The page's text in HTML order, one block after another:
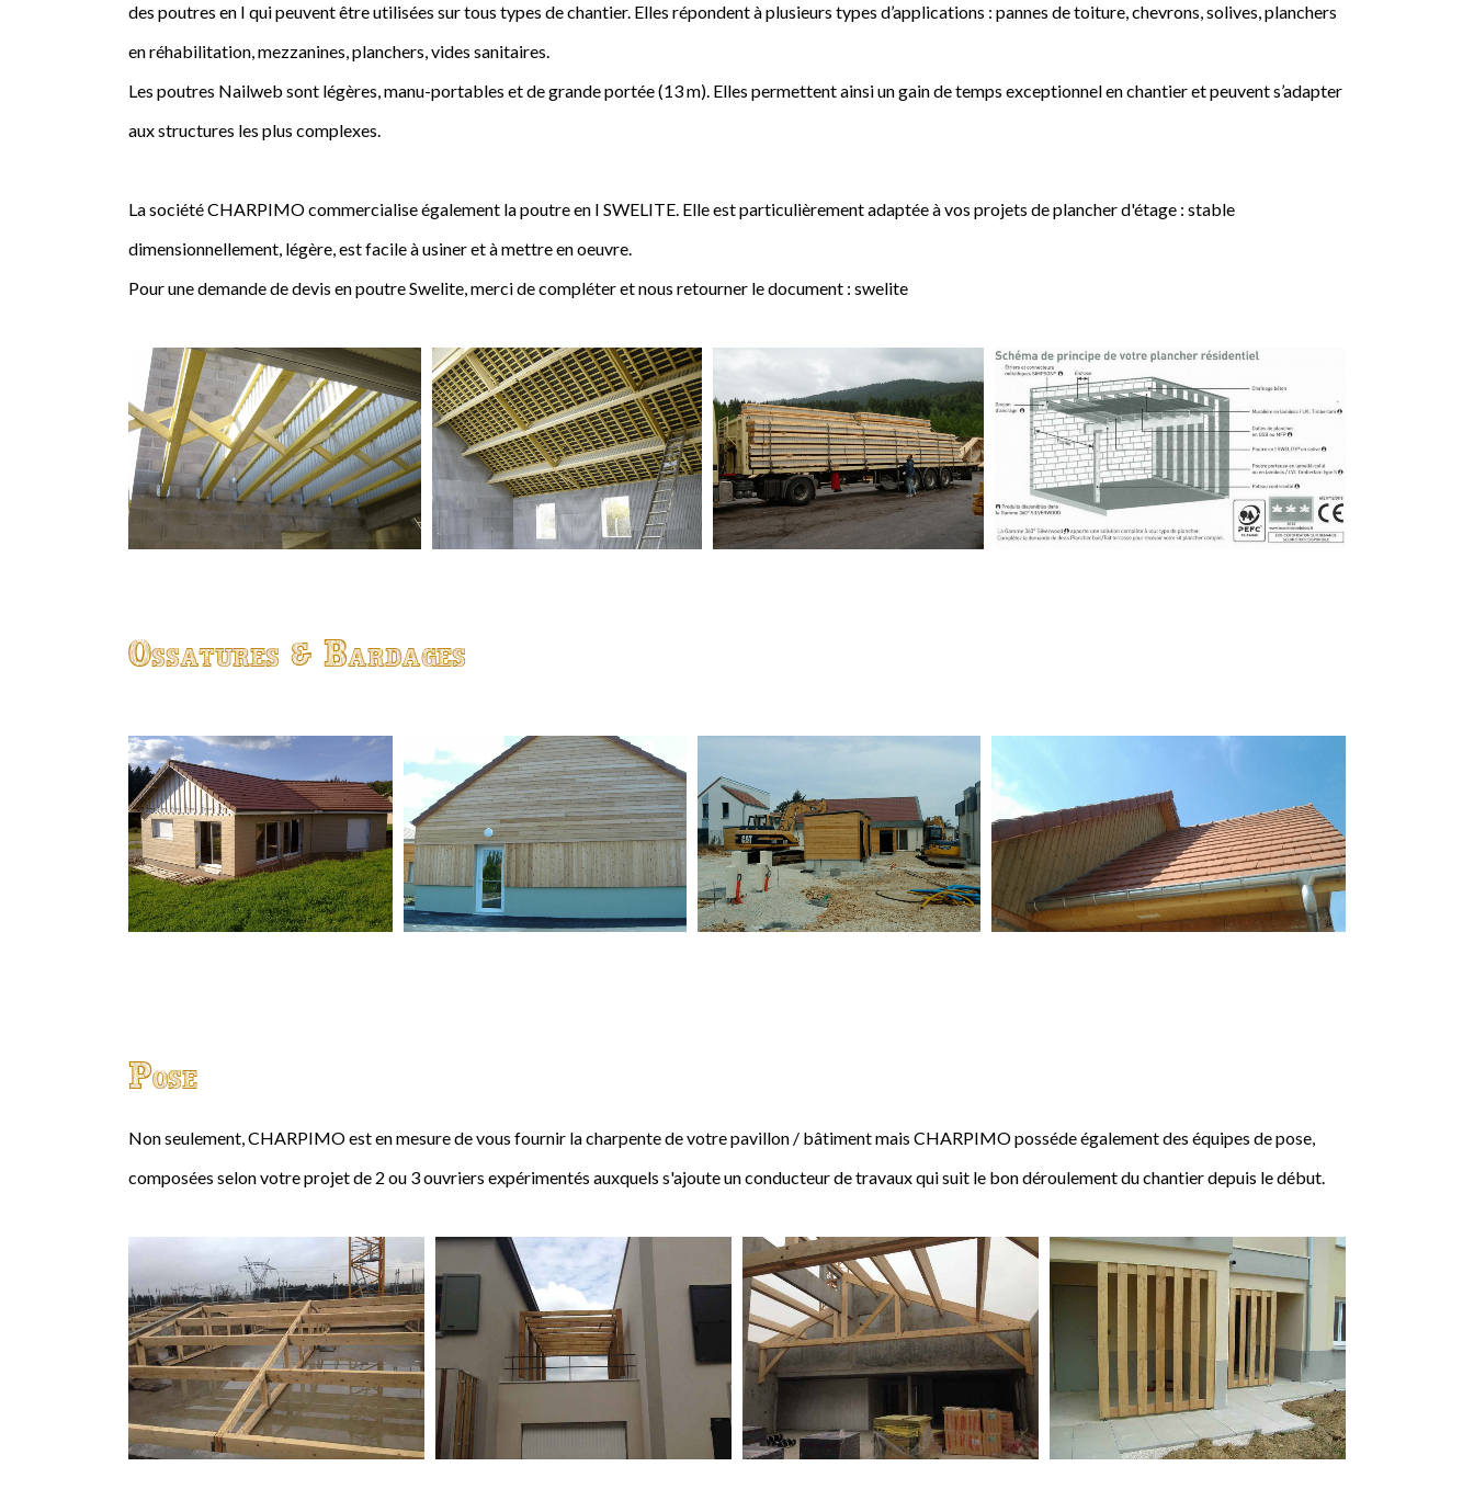
des poutres en I qui peuvent être utilisées sur tous types de chantier. Elles répondent à plusieurs types d’applications : pannes de toiture, chevrons, solives, planchers
en réhabilitation, mezzanines, planchers, vides sanitaires.
Les poutres Nailweb sont légères, manu-portables et de grande portée (13 m). Elles permettent ainsi un gain de temps exceptionnel en chantier et peuvent s’adapter
aux structures les plus complexes.
La société CHARPIMO commercialise également la poutre en I SWELITE. Elle est particulièrement adaptée à vos projets de plancher d'étage : stable
dimensionnellement, légère, est facile à usiner et à mettre en oeuvre.
Pour une demande de devis en poutre Swelite, merci de compléter et nous retourner le document : swelite
Ossatures & Bardages
Pose
Non seulement, CHARPIMO est en mesure de vous fournir la charpente de votre pavillon / bâtiment mais CHARPIMO posséde également des équipes de pose,
composées selon votre projet de 2 ou 3 ouvriers expérimentés auxquels s'ajoute un conducteur de travaux qui suit le bon déroulement du chantier depuis le début.